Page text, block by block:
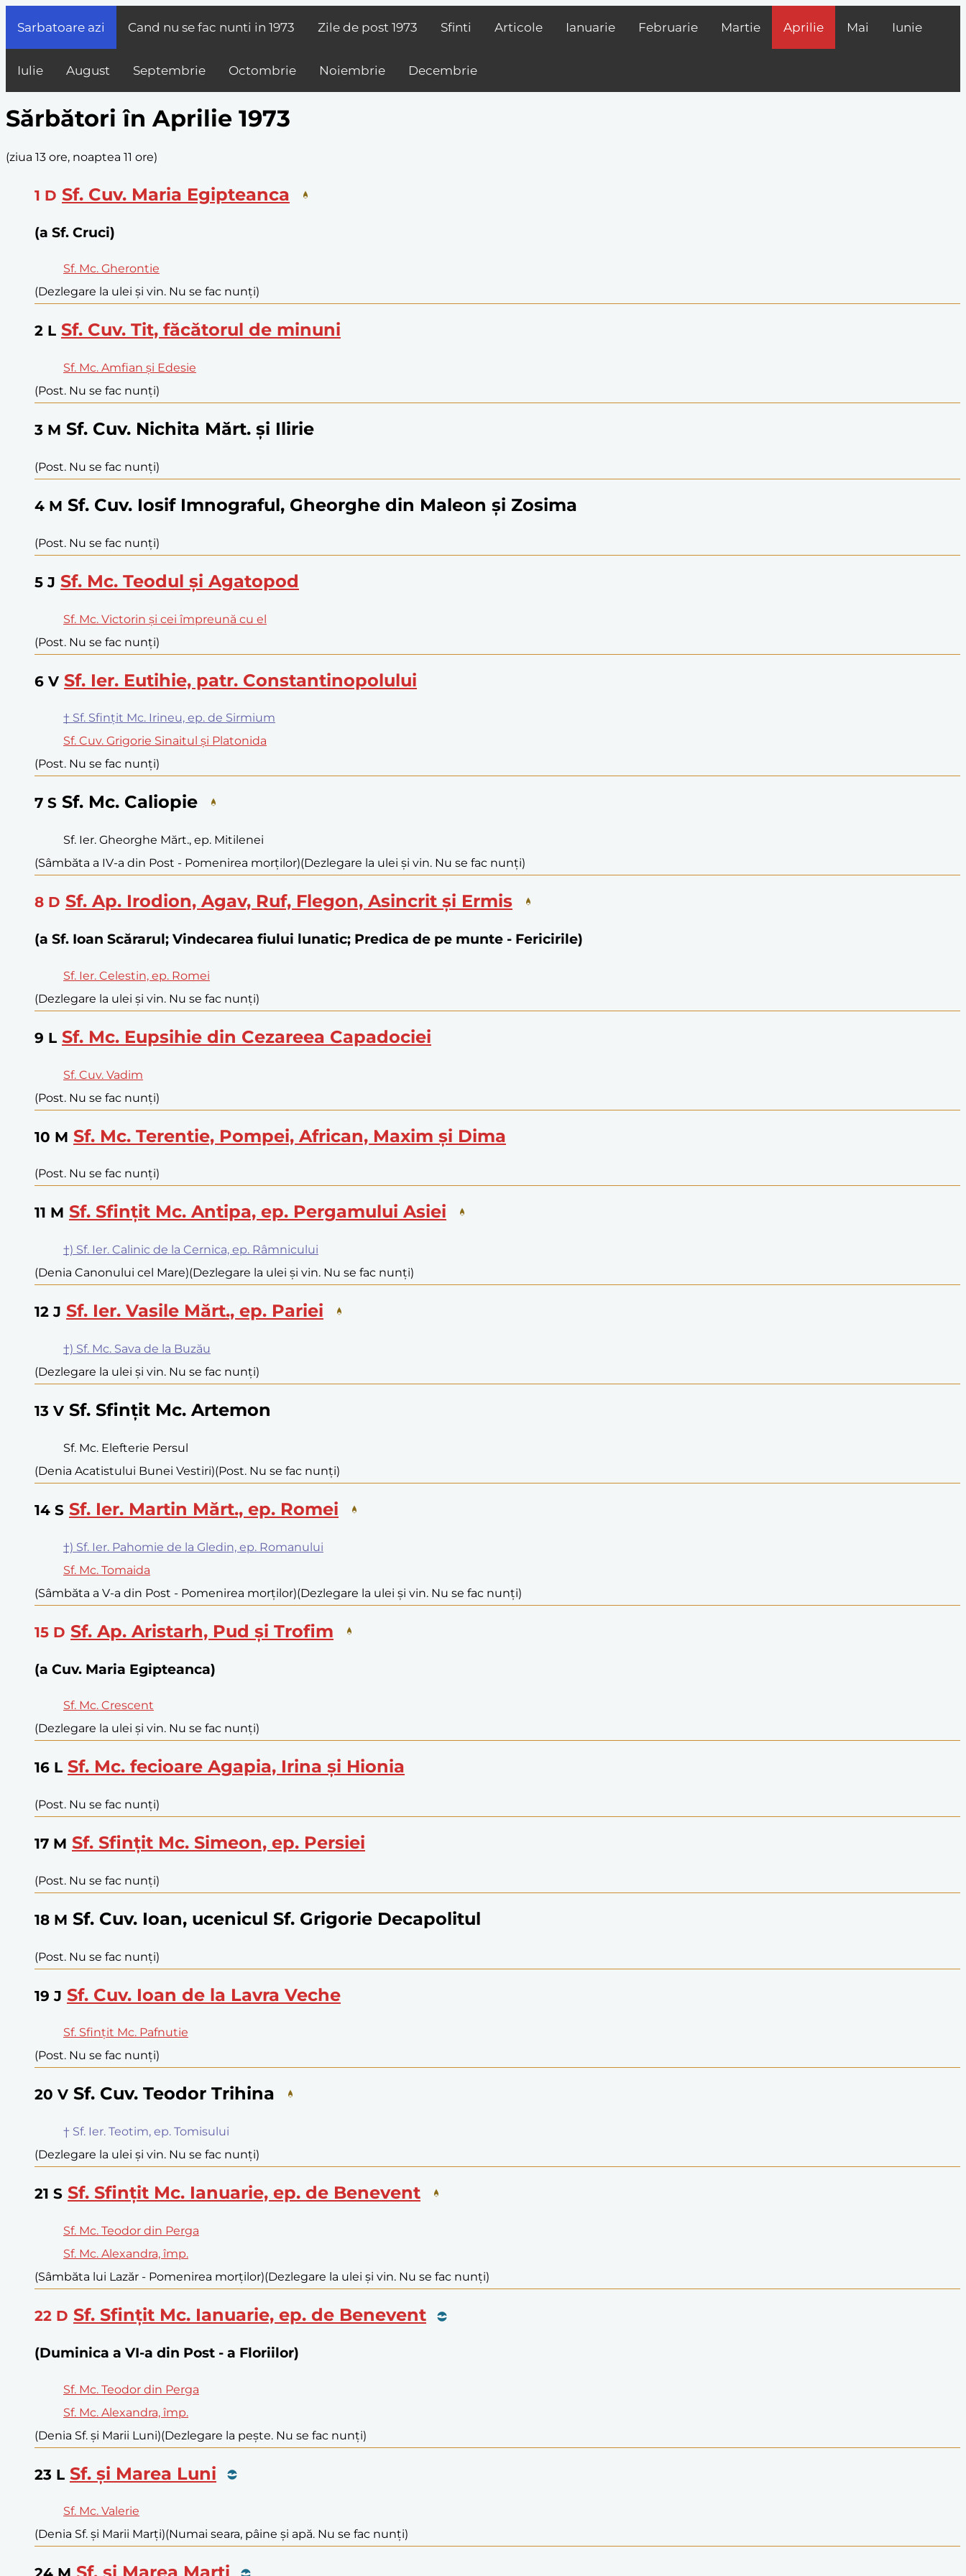
Sarbatoare azi Cand nu se fac nunti in 1973 Zile de post 1973 Sfinti Articole Ianuarie Februarie Martie Aprilie Mai Iunie
Iulie August Septembrie Octombrie Noiembrie Decembrie
Sărbători în Aprilie 1973
(ziua 13 ore, noaptea 11 ore)
1 D Sf. Cuv. Maria Egipteanca
(a Sf. Cruci)
Sf. Mc. Gherontie
(Dezlegare la ulei și vin. Nu se fac nunți)
2 L Sf. Cuv. Tit, făcătorul de minuni
Sf. Mc. Amfian și Edesie
(Post. Nu se fac nunți)
3 M Sf. Cuv. Nichita Mărt. și Ilirie
(Post. Nu se fac nunți)
4 M Sf. Cuv. Iosif Imnograful, Gheorghe din Maleon și Zosima
(Post. Nu se fac nunți)
5 J Sf. Mc. Teodul și Agatopod
Sf. Mc. Victorin și cei împreună cu el
(Post. Nu se fac nunți)
6 V Sf. Ier. Eutihie, patr. Constantinopolului
† Sf. Sfințit Mc. Irineu, ep. de Sirmium
Sf. Cuv. Grigorie Sinaitul și Platonida
(Post. Nu se fac nunți)
7 S Sf. Mc. Caliopie
Sf. Ier. Gheorghe Mărt., ep. Mitilenei
(Sâmbăta a IV-a din Post - Pomenirea morților)(Dezlegare la ulei și vin. Nu se fac nunți)
8 D Sf. Ap. Irodion, Agav, Ruf, Flegon, Asincrit și Ermis
(a Sf. Ioan Scărarul; Vindecarea fiului lunatic; Predica de pe munte - Fericirile)
Sf. Ier. Celestin, ep. Romei
(Dezlegare la ulei și vin. Nu se fac nunți)
9 L Sf. Mc. Eupsihie din Cezareea Capadociei
Sf. Cuv. Vadim
(Post. Nu se fac nunți)
10 M Sf. Mc. Terentie, Pompei, African, Maxim și Dima
(Post. Nu se fac nunți)
11 M Sf. Sfințit Mc. Antipa, ep. Pergamului Asiei
†) Sf. Ier. Calinic de la Cernica, ep. Râmnicului
(Denia Canonului cel Mare)(Dezlegare la ulei și vin. Nu se fac nunți)
12 J Sf. Ier. Vasile Mărt., ep. Pariei
†) Sf. Mc. Sava de la Buzău
(Dezlegare la ulei și vin. Nu se fac nunți)
13 V Sf. Sfințit Mc. Artemon
Sf. Mc. Elefterie Persul
(Denia Acatistului Bunei Vestiri)(Post. Nu se fac nunți)
14 S Sf. Ier. Martin Mărt., ep. Romei
†) Sf. Ier. Pahomie de la Gledin, ep. Romanului
Sf. Mc. Tomaida
(Sâmbăta a V-a din Post - Pomenirea morților)(Dezlegare la ulei și vin. Nu se fac nunți)
15 D Sf. Ap. Aristarh, Pud și Trofim
(a Cuv. Maria Egipteanca)
Sf. Mc. Crescent
(Dezlegare la ulei și vin. Nu se fac nunți)
16 L Sf. Mc. fecioare Agapia, Irina și Hionia
(Post. Nu se fac nunți)
17 M Sf. Sfințit Mc. Simeon, ep. Persiei
(Post. Nu se fac nunți)
18 M Sf. Cuv. Ioan, ucenicul Sf. Grigorie Decapolitul
(Post. Nu se fac nunți)
19 J Sf. Cuv. Ioan de la Lavra Veche
Sf. Sfințit Mc. Pafnutie
(Post. Nu se fac nunți)
20 V Sf. Cuv. Teodor Trihina
† Sf. Ier. Teotim, ep. Tomisului
(Dezlegare la ulei și vin. Nu se fac nunți)
21 S Sf. Sfințit Mc. Ianuarie, ep. de Benevent
Sf. Mc. Teodor din Perga
Sf. Mc. Alexandra, împ.
(Sâmbăta lui Lazăr - Pomenirea morților)(Dezlegare la ulei și vin. Nu se fac nunți)
22 D Sf. Sfințit Mc. Ianuarie, ep. de Benevent
(Duminica a VI-a din Post - a Floriilor)
Sf. Mc. Teodor din Perga
Sf. Mc. Alexandra, împ.
(Denia Sf. și Marii Luni)(Dezlegare la pește. Nu se fac nunți)
23 L Sf. și Marea Luni
Sf. Mc. Valerie
(Denia Sf. și Marii Marți)(Numai seara, pâine și apă. Nu se fac nunți)